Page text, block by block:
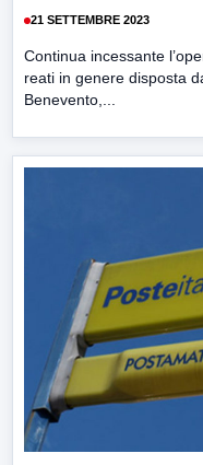
21 SETTEMBRE 2023
Continua incessante
reati in genere disposta
Benevento,...